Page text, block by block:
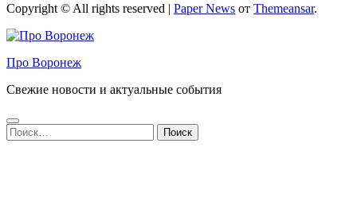
Copyright © All rights reserved | Paper News от Themeansar.
Про Воронеж
Свежие новости и актуальные события
Найти: